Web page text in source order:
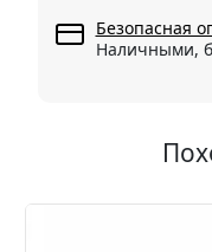
Безопасная
Наличными,